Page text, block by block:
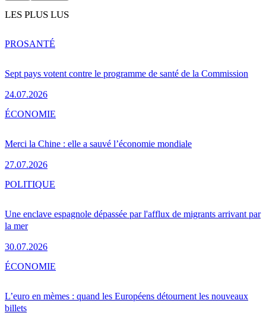
LES PLUS LUS
Sept pays votent contre le programme de santé de la Commission
24.07.2026
PROSANTÉ
Merci la Chine : elle a sauvé l’économie mondiale
27.07.2026
ÉCONOMIE
Une enclave espagnole dépassée par l'afflux de migrants arrivant par
la mer
30.07.2026
POLITIQUE
L’euro en mèmes : quand les Européens détournent les nouveaux
billets
ÉCONOMIE